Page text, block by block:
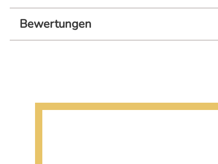
Bewertungen